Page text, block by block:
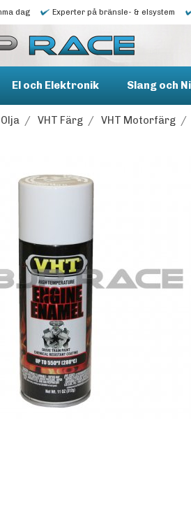
dag Experter på bränsle- & elsystem
El och Elektronik Slang och
/ VHT Färg / VHT Motorfärg /